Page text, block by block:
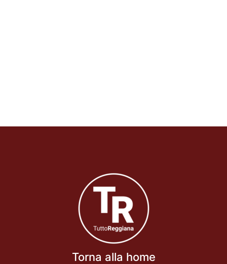
Torna alla home